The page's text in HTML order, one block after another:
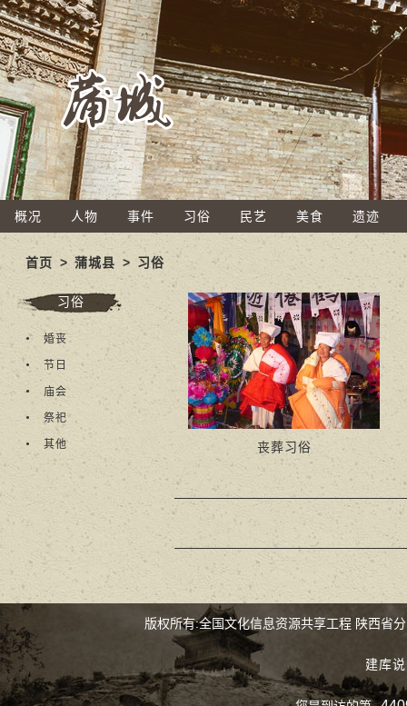
概况 人物 事件 习俗 民艺 美食 遗迹
首页 >蒲城县 > 习俗
习俗
婚丧
节日
庙会
祭祀
其他 丧葬习俗
版权所有:全国文化信息资源共享工程 陕西省
建库